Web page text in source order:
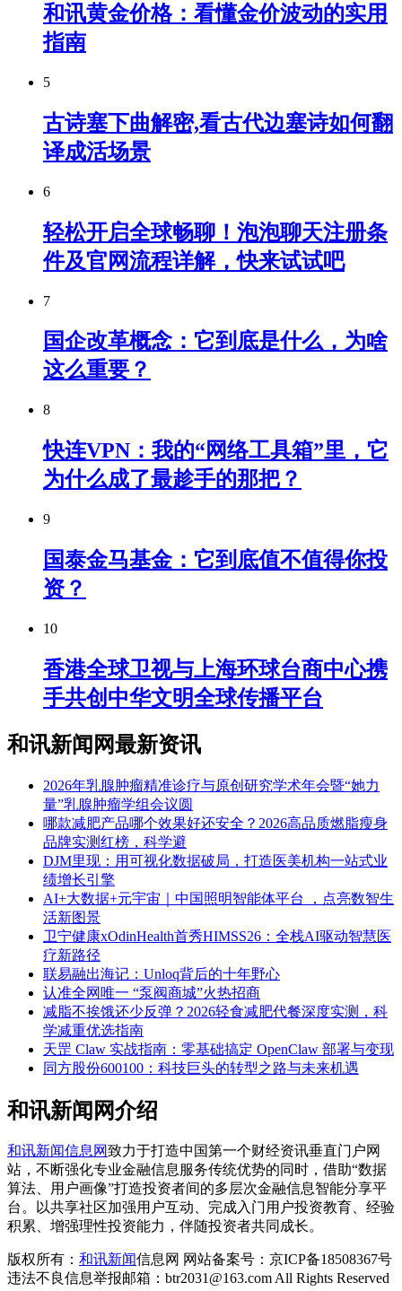
和讯黄金价格：看懂金价波动的实用
指南
5
古诗塞下曲解密,看古代边塞诗如何翻
译成活场景
6
轻松开启全球畅聊！泡泡聊天注册条
件及官网流程详解，快来试试吧
7
国企改革概念：它到底是什么，为啥
这么重要？
8
快连VPN：我的“网络工具箱”里，它
为什么成了最趁手的那把？
9
国泰金马基金：它到底值不值得你投
资？
10
香港全球卫视与上海环球台商中心携
手共创中华文明全球传播平台
和讯新闻网最新资讯
2026年乳腺肿瘤精准诊疗与原创研究学术年会暨“她力
量”乳腺肿瘤学组会议圆
​哪款减肥产品哪个效果好还安全？2026高品质燃脂瘦身
品牌实测红榜，科学避
DJM里现：用可视化数据破局，打造医美机构一站式业
绩增长引擎
AI+大数据+元宇宙｜中国照明智能体平台 ，点亮数智生
活新图景
卫宁健康xOdinHealth首秀HIMSS26：全栈AI驱动智慧医
疗新路径
联易融出海记：Unloq背后的十年野心
认准全网唯一 “泵阀商城”火热招商
减脂不挨饿还少反弹？2026轻食减肥代餐深度实测，科
学减重优选指南
天罡 Claw 实战指南：零基础搞定 OpenClaw 部署与变现
同方股份600100：科技巨头的转型之路与未来机遇
和讯新闻网介绍
和讯新闻信息网致力于打造中国第一个财经资讯垂直门户网
站，不断强化专业金融信息服务传统优势的同时，借助“数据
算法、用户画像”打造投资者间的多层次金融信息智能分享平
台。以共享社区加强用户互动、完成入门用户投资教育、经验
积累、增强理性投资能力，伴随投资者共同成长。
版权所有： 和讯新闻信息网 网站备案号：京ICP备18508367号
违法不良信息举报邮箱：btr2031@163.com All Rights Reserved